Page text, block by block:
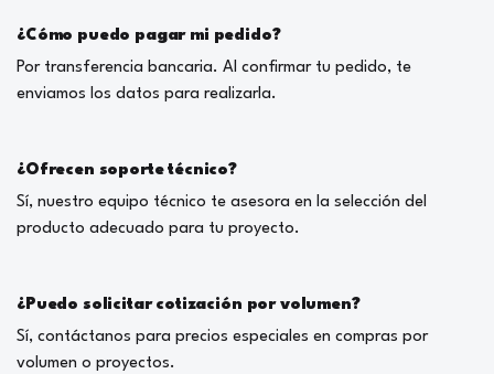
¿Cómo puedo pagar mi pedido?
Por transferencia bancaria. Al confirmar tu pedido, te
enviamos los datos para realizarla.
¿Ofrecen soporte técnico?
Sí, nuestro equipo técnico te asesora en la selección del
producto adecuado para tu proyecto.
¿Puedo solicitar cotización por volumen?
Sí, contáctanos para precios especiales en compras por
volumen o proyectos.